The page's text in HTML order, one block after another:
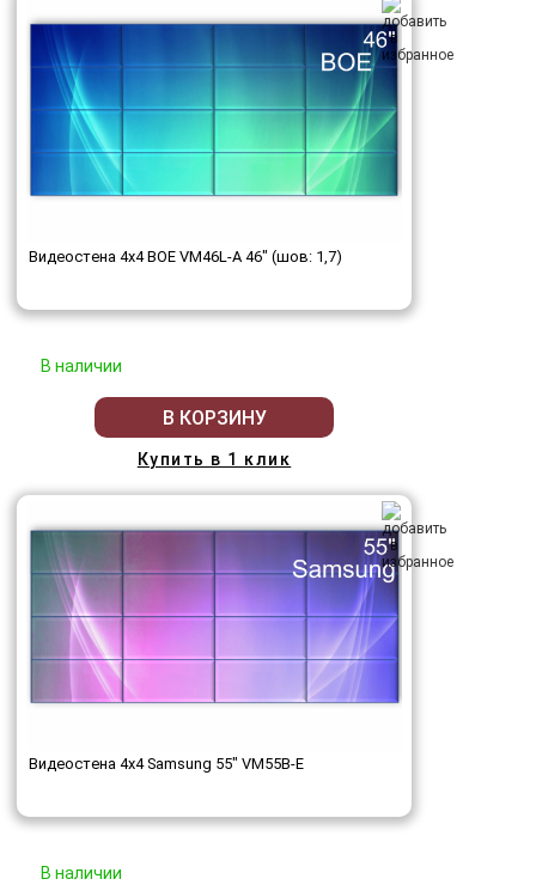
Видеостена 4x4 BOE VM46L-A 46" (шов: 1,7)
В наличии
В КОРЗИНУ
Купить в 1 клик
Видеостена 4x4 Samsung 55" VM55B-E
В наличии